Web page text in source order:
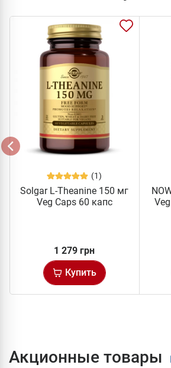
(1)
Solgar L-Theanine 150 мг
Veg Caps 60 капс
1 279 грн
Купить
Акционные товары